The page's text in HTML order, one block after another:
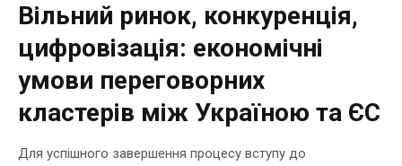
Вільний ринок, конкуренція,
цифровізація: економічні
умови переговорних
кластерів між Україною та ЄС
Для успішного завершення процесу вступу до